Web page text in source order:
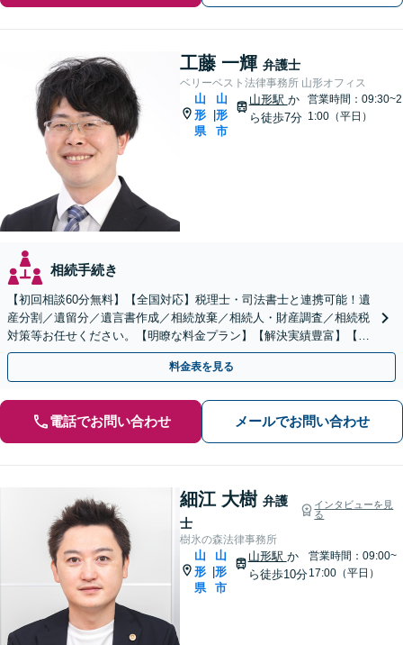
工藤 一輝 弁護士
ベリーベスト法律事務所 山形オフィス
山
形
県
山
形
市
山形駅 か
ら徒歩7分
営業時間：09:30~2
1:00（平日）
相続手続き
【初回相談60分無料】【全国対応】税理士・司法書士と連携可能！遺
産分割／遺留分／遺言書作成／相続放棄／相続人・財産調査／相続税
対策等お任せください。【明瞭な料金プラン】【解決実績豊富】【電
話相談可】
料金表を見る
電話でお問い合わせ メールでお問い合わせ
細江 大樹 弁護
士
インタビューを見
る
樹氷の森法律事務所
山
形
県
|
山
形
市
山形駅 か
ら徒歩10分
営業時間：09:00~
17:00（平日）